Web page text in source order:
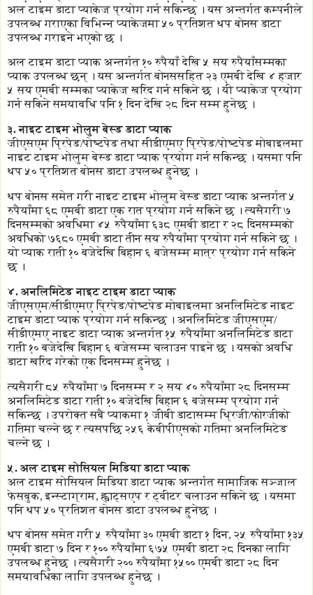
अल टाइम डाटा प्याकेज प्रयोग गर्न सकिन्छ । यस अन्तर्गत कम्पनीले
उपलब्ध गराएका विभिन्न प्याकेजमा ५० प्रतिशत थप बोनस डाटा
उपलब्ध गराइने भएको छ ।
अल टाइम डाटा प्याक अन्तर्गत १० रुपैयाँ देखि ५ सय रुपैयाँसम्मका
प्याक उपलब्ध छन् । यस अन्तर्गत बोनससहित २३ एमबी देखि ४ हजार
५ सय एमबी सम्मका प्याकेज खरिद गर्न सकिने छ । यी प्याकेज प्रयोग
गर्न सकिने समयावधि पनि १ दिन देखि २८ दिन सम्म हुनेछ ।
३. नाइट टाइम भोलुम बेस्ड डाटा प्याक
जीएसएम प्रिपेड/पोष्टपेड तथा सीडीएमए प्रिपेड/पोष्टपेड मोबाइलमा
नाइट टाइम भोलुम बेस्ड डाटा प्याक प्रयोग गर्न सकिन्छ । यसमा पनि
थप ५० प्रतिशत बोनस डाटा उपलब्ध हुनेछ ।
थप बोनस समेत गरी नाइट टाइम भोलुम वेस्ड डाटा प्याक अन्तर्गत ५
रुपैयाँमा ६८ एमबी डाटा एक रात प्रयोग गर्न सकिने छ । त्यसैगरी ७
दिनसम्मको अवधिमा ४५ रुपैयाँमा ६३८ एमबी डाटा र २८ दिनसम्मको
अवधिको ७६८० एमबी डाटा तीन सय रुपैयाँमा प्रयोग गर्न सकिने छ ।
यो प्याक राती १० बजेदेखि बिहान ६ बजेसम्म मात्र प्रयोग गर्न सकिने
छ ।
४. अनलिमिटेड नाइट टाइम डाटा प्याक
जीएसएम/सीडीएमए प्रिपेड/पोष्टपेड मोबाइलमा अनलिमिटेड नाइट
टाइम डाटा प्याक प्रयोग गर्न सकिन्छ । अनलिमिटेड जीएसएम/
सीडीएमए नाइट डाटा प्याक अन्तर्गत १५ रुपैयाँमा अनलिमिटेड डाटा
राती १० बजेदेखि बिहान ६ बजेसम्म चलाउन पाइने छ । यसको अवधि
डाटा खरिद गरेको एक दिनसम्म हुनेछ ।
त्यसैगरी ८५ रुपैयाँमा ७ दिनसम्म र २ सय ४० रुपैयाँमा २८ दिनसम्म
अनलिमिटेड डाटा राती १० बजेदेखि बिहान ६ बजेसम्म प्रयोग गर्न
सकिन्छ । उपरोक्त सबै प्याकमा १ जीबी डाटासम्म थ्रिजी/फोरजीको
गतिमा चल्ने छ र त्यसपछि २५६ केबीपीएसको गतिमा अनलिमिटेड
चल्ने छ ।
५. अल टाइम सोसियल मिडिया डाटा प्याक
अल टाइम सोसियल मिडिया डाटा प्याक अन्तर्गत सामाजिक सञ्जाल
फेसबुक, इन्स्टाग्राम, ह्वाट्सएप र ट्वीटर चलाउन सकिने छ । यसमा
पनि थप ५० प्रतिशत बोनस डाटा उपलब्ध हुनेछ ।
थप बोनस समेत गरी ५ रुपैयाँमा ३० एमबी डाटा १ दिन, २५ रुपैयाँमा १३५
एमबी डाटा ७ दिन र १०० रुपैयाँमा ६७५ एमबी डाटा २८ दिनका लागि
उपलब्ध हुनेछ । त्यसैगरी २०० रुपैयाँमा १५०० एमबी डाटा २८ दिन
समयावधिका लागि उपलब्ध हुनेछ ।